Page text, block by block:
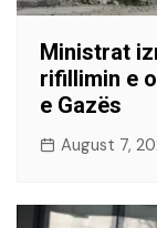
Ministrat
rifillimin e
e Gazës
August 7,